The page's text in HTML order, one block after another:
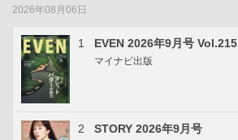
2026年08月06日
1 EVEN 2026年9月号 Vol.215
マイナビ出版
2 STORY 2026年9月号